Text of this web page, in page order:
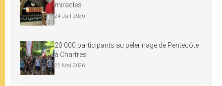
miracles
24 Juil 2026
20 000 participants au pèlerinage de Pentecôte
à Chartres
22 Mai 2026